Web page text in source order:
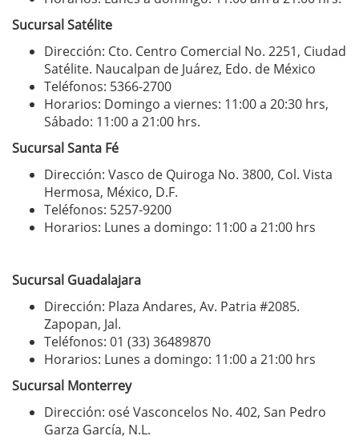
Sucursal Satélite
Dirección: Cto. Centro Comercial No. 2251, Ciudad
Satélite. Naucalpan de Juárez, Edo. de México
Teléfonos: 5366-2700
Horarios: Domingo a viernes: 11:00 a 20:30 hrs,
Sábado: 11:00 a 21:00 hrs.
Sucursal Santa Fé
Dirección: Vasco de Quiroga No. 3800, Col. Vista
Hermosa, México, D.F.
Teléfonos: 5257-9200
Horarios: Lunes a domingo: 11:00 a 21:00 hrs
Sucursal Guadalajara
Dirección: Plaza Andares, Av. Patria #2085.
Zapopan, Jal.
Teléfonos: 01 (33) 36489870
Horarios: Lunes a domingo: 11:00 a 21:00 hrs
Sucursal Monterrey
Dirección: osé Vasconcelos No. 402, San Pedro
Garza García, N.L.